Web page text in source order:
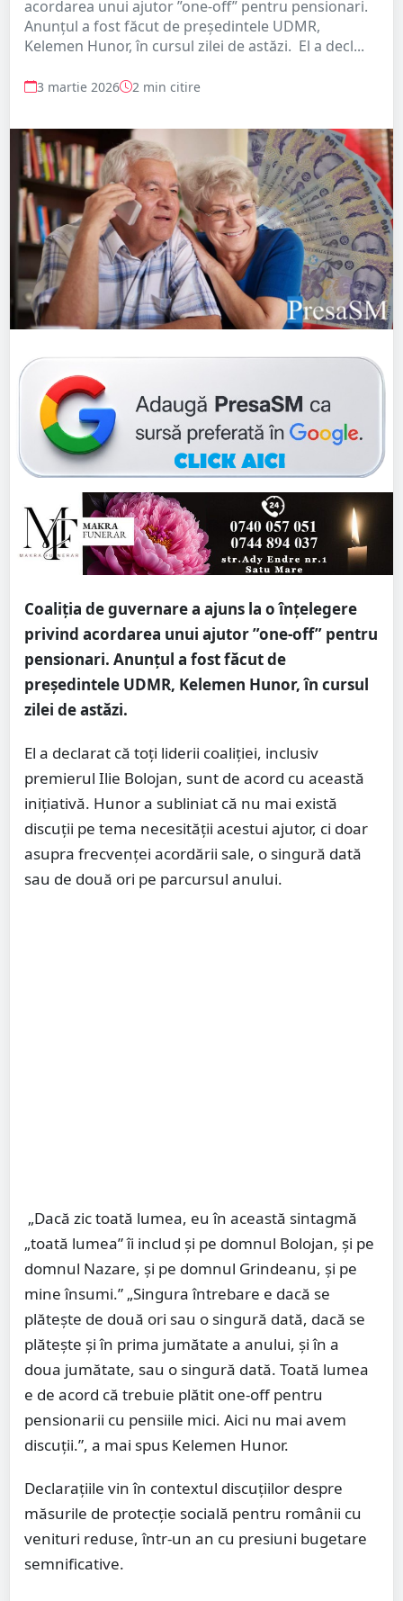
acordarea unui ajutor ”one-off” pentru pensionari.
Anunțul a fost făcut de președintele UDMR,
Kelemen Hunor, în cursul zilei de astăzi. El a decl...
3 martie 2026 2 min citire
Coaliția de guvernare a ajuns la o înțelegere
privind acordarea unui ajutor ”one-off” pentru
pensionari. Anunțul a fost făcut de
președintele UDMR, Kelemen Hunor, în cursul
zilei de astăzi.
El a declarat că toți liderii coaliției, inclusiv
premierul Ilie Bolojan, sunt de acord cu această
inițiativă. Hunor a subliniat că nu mai există
discuții pe tema necesității acestui ajutor, ci doar
asupra frecvenței acordării sale, o singură dată
sau de două ori pe parcursul anului.
„Dacă zic toată lumea, eu în această sintagmă
„toată lumea” îi includ și pe domnul Bolojan, și pe
domnul Nazare, și pe domnul Grindeanu, și pe
mine însumi.” „Singura întrebare e dacă se
plătește de două ori sau o singură dată, dacă se
plătește și în prima jumătate a anului, și în a
doua jumătate, sau o singură dată. Toată lumea
e de acord că trebuie plătit one-off pentru
pensionarii cu pensiile mici. Aici nu mai avem
discuții.”, a mai spus Kelemen Hunor.
Declarațiile vin în contextul discuțiilor despre
măsurile de protecție socială pentru românii cu
venituri reduse, într-un an cu presiuni bugetare
semnificative.